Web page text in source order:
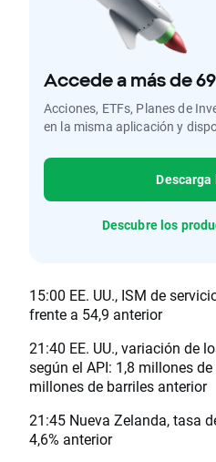
Accede a más de
Acciones, ETFs, Planes de
en la misma aplicación y
Descarga
Descubre los
15:00 EE. UU., ISM de
frente a 54,9 anterior
21:40 EE. UU., variación de
según el API: 1,8 millones
millones de barriles anterior
21:45 Nueva Zelanda, tasa
4,6% anterior